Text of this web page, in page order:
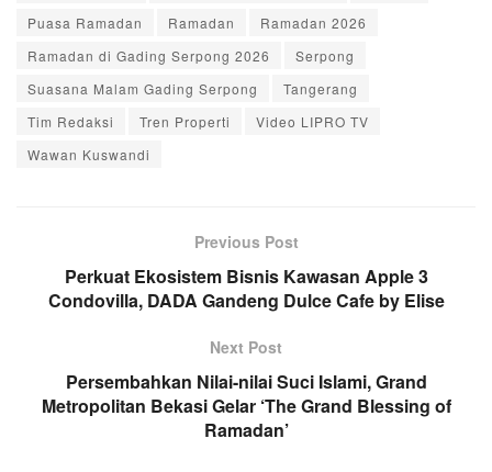
Puasa Ramadan
Ramadan
Ramadan 2026
Ramadan di Gading Serpong 2026
Serpong
Suasana Malam Gading Serpong
Tangerang
Tim Redaksi
Tren Properti
Video LIPRO TV
Wawan Kuswandi
Previous Post
Perkuat Ekosistem Bisnis Kawasan Apple 3
Condovilla, DADA Gandeng Dulce Cafe by Elise
Next Post
Persembahkan Nilai-nilai Suci Islami, Grand
Metropolitan Bekasi Gelar ‘The Grand Blessing of
Ramadan’